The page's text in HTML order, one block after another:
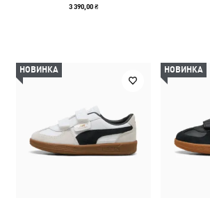
3 390,00 ₴
НОВИНКА НОВИНКА